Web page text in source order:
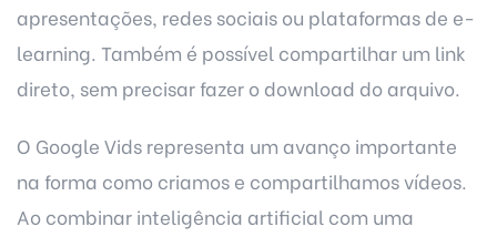
apresentações, redes sociais ou plataformas de e-
learning. Também é possível compartilhar um link
direto, sem precisar fazer o download do arquivo.
O Google Vids representa um avanço importante
na forma como criamos e compartilhamos vídeos.
Ao combinar inteligência artificial com uma